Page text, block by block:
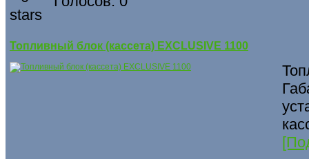
Топливный блок (кассета) EXCLUSIVE 1100